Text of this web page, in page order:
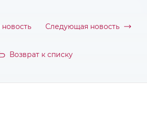
Возврат к списку
Следующая новость